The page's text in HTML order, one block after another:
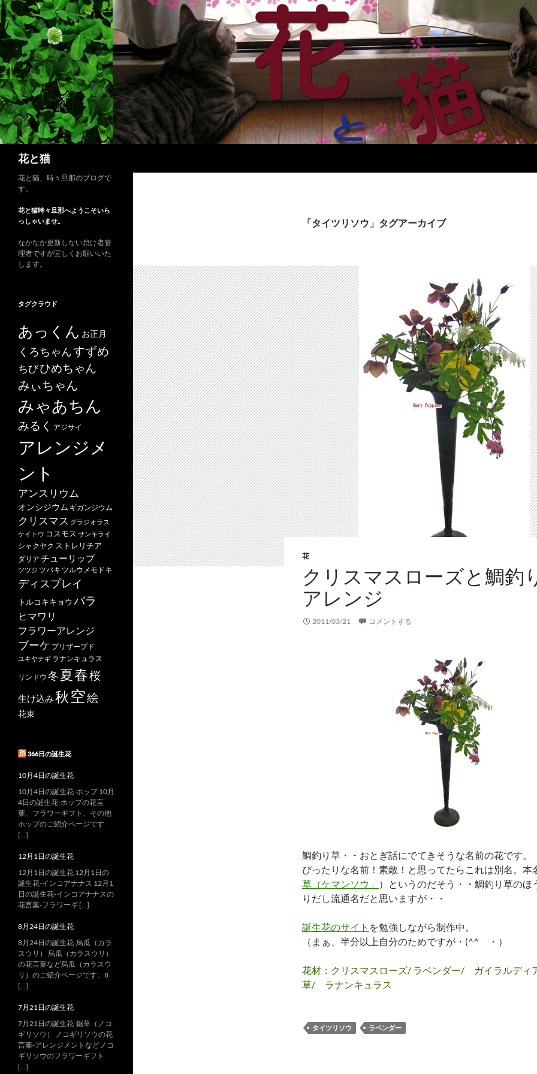
コ
ン
テ
ツ
へ
ス
キ
ッ
プ
花と猫
「タイツリソウ」タグアーカイブ
花
クリスマスローズと鯛釣
アレンジ
2011/03/21 コメントする
鯛釣り草・・おとぎ話にでてきそうな名前の花です。
ぴったりな名前！素敵！と思ってたらこれは別名。本
草（ケマンソウ」 ）というのだそう・・鯛釣り草のほ
りだし流通名だと思いますが・・
誕生花のサイト を勉強しながら制作中。
（まぁ、半分以上自分のためですが・(^^ゞ・）
花材：クリスマスローズ/ ラベンダー/ ガイラルデ
草/ ラナンキュラス
タイツリソウ ラベンダー
花と猫、時々旦那のブログで
す。
花と猫時々旦那へようこそいら
っしゃいませ。
なかなか更新しない怠け者管
理者ですが宜しくお願いいた
します。
タグクラウド
あっくん お正月
くろちゃんすずめ
ちびひめちゃん
みぃちゃん
みゃあちん
みるく アジサイ
アレンジメ
ント
アンスリウム
オンシジウム ギガンジウム
クリスマス グラジオラス
ケイトウ コスモス サンキライ
シャクヤク ストレリチア
ダリア チューリップ
ツツジ ツバキ ツルウメモドキ
ディスプレイ
トルコキキョウ バラ
ヒマワリ
フラワーアレンジ
ブーケ プリザーブド
ユキヤナギ ラナンキュラス
リンドウ 冬夏春桜
生け込み秋 空絵
花束
366日の誕生花
10月4日の誕生花
10月4日の誕生花-ホップ 10月
4日の誕生花-ホップの花言
葉、フラワーギフト、その他
ホップのご紹介ページです
[…]
12月1日の誕生花
12月1日の誕生花 12月1日の
誕生花-インコアナナス 12月1
日の誕生花-インコアナナスの
花言葉-フラワーギ […]
8月24日の誕生花
8月24日の誕生花-烏瓜（カラ
スウリ） 烏瓜（カラスウリ）
の花言葉など烏瓜（カラスウ
リ）のご紹介ページです。8
[…]
7月21日の誕生花
7月21日の誕生花-鋸草（ノコ
ギリソウ） ノコギリソウの花
言葉-アレンジメントなどノコ
ギリソウのフラワーギフト
[…]